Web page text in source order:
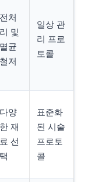
전처
리 및
멸균
철저
일상 관
리 프로
토콜
다양
한 재
료 선
택
표준화
된 시술
프로토
콜